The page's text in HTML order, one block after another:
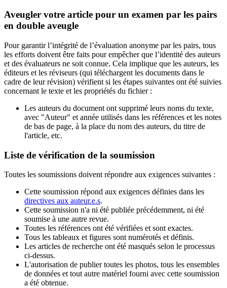
Aveugler votre article pour un examen par les pairs
en double aveugle
Pour garantir l’intégrité de l’évaluation anonyme par les pairs, tous
les efforts doivent être faits pour empêcher que l’identité des auteurs
et des évaluateurs ne soit connue. Cela implique que les auteurs, les
éditeurs et les réviseurs (qui téléchargent les documents dans le
cadre de leur révision) vérifient si les étapes suivantes ont été suivies
concernant le texte et les propriétés du fichier :
Les auteurs du document ont supprimé leurs noms du texte,
avec "Auteur" et année utilisés dans les références et les notes
de bas de page, à la place du nom des auteurs, du titre de
l'article, etc.
Liste de vérification de la soumission
Toutes les soumissions doivent répondre aux exigences suivantes :
Cette soumission répond aux exigences définies dans les
directives aux auteur.e.s.
Cette soumission n'a ni été publiée précédemment, ni été
soumise à une autre revue.
Toutes les références ont été vérifiées et sont exactes.
Tous les tableaux et figures sont numérotés et définis.
Les articles de recherche ont été masqués selon le processus
ci-dessus.
L'autorisation de publier toutes les photos, tous les ensembles
de données et tout autre matériel fourni avec cette soumission
a été obtenue.